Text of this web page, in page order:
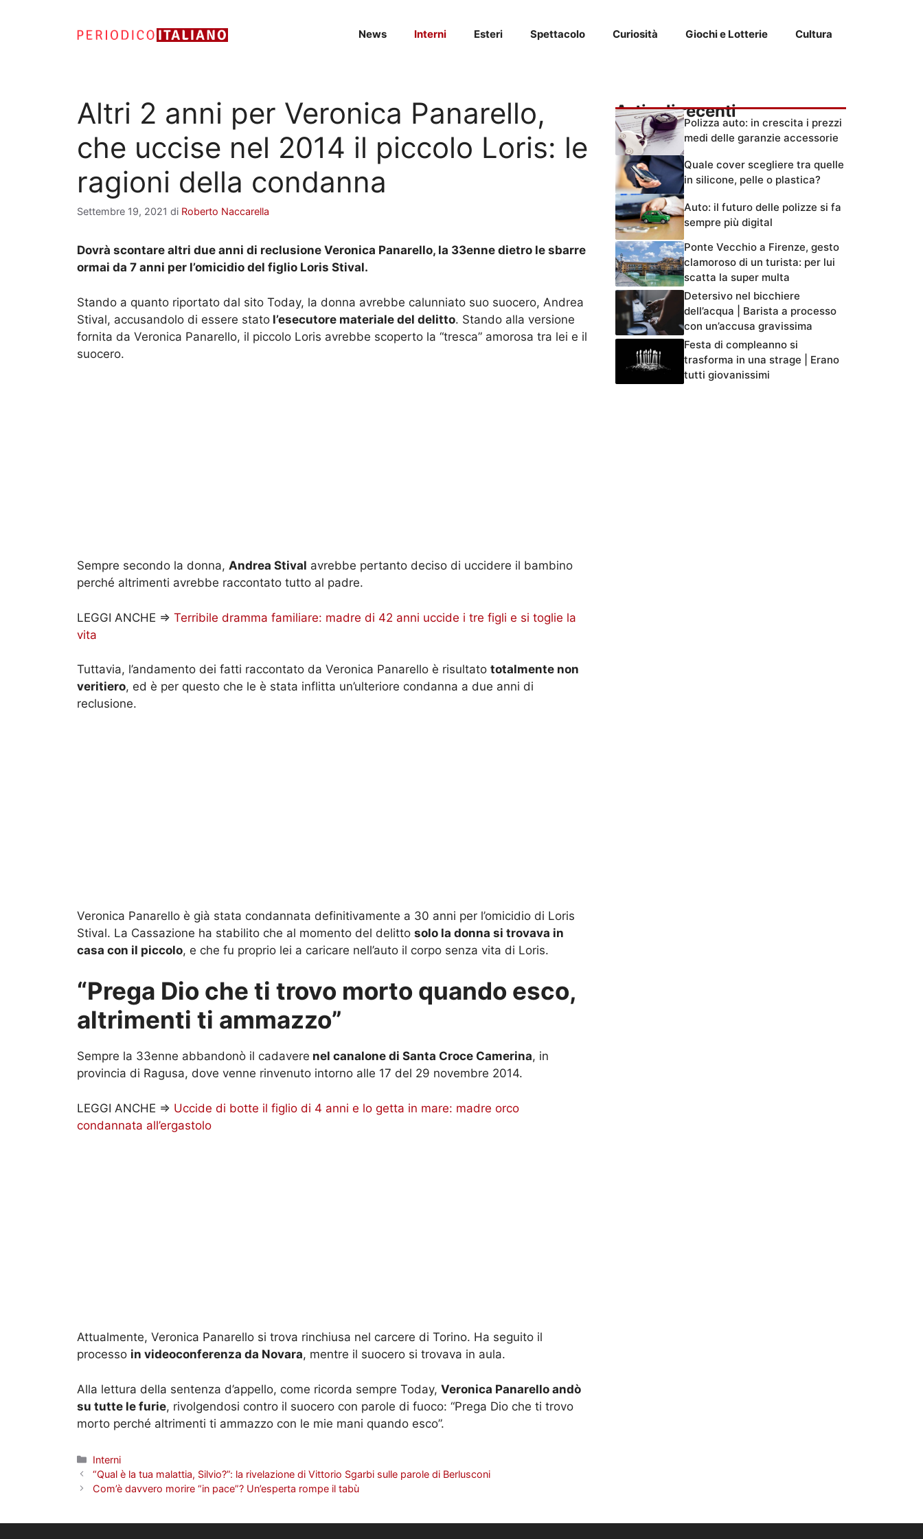
News Interni Esteri Spettacolo Curiosità Giochi e Lotterie Cultura
Altri 2 anni per Veronica Panarello,
che uccise nel 2014 il piccolo Loris: le
ragioni della condanna
Settembre 19, 2021 di Roberto Naccarella
Dovrà scontare altri due anni di reclusione Veronica Panarello, la 33enne dietro le sbarre
ormai da 7 anni per l’omicidio del figlio Loris Stival.
Stando a quanto riportato dal sito Today, la donna avrebbe calunniato suo suocero, Andrea
Stival, accusandolo di essere stato l’esecutore materiale del delitto. Stando alla versione
fornita da Veronica Panarello, il piccolo Loris avrebbe scoperto la “tresca” amorosa tra lei e il
suocero.
Sempre secondo la donna, Andrea Stival avrebbe pertanto deciso di uccidere il bambino
perché altrimenti avrebbe raccontato tutto al padre.
LEGGI ANCHE => Terribile dramma familiare: madre di 42 anni uccide i tre figli e si toglie la
vita
Tuttavia, l’andamento dei fatti raccontato da Veronica Panarello è risultato totalmente non
veritiero, ed è per questo che le è stata inflitta un’ulteriore condanna a due anni di
reclusione.
Veronica Panarello è già stata condannata definitivamente a 30 anni per l’omicidio di Loris
Stival. La Cassazione ha stabilito che al momento del delitto solo la donna si trovava in
casa con il piccolo, e che fu proprio lei a caricare nell’auto il corpo senza vita di Loris.
“Prega Dio che ti trovo morto quando esco,
altrimenti ti ammazzo”
Sempre la 33enne abbandonò il cadavere nel canalone di Santa Croce Camerina, in
provincia di Ragusa, dove venne rinvenuto intorno alle 17 del 29 novembre 2014.
LEGGI ANCHE => Uccide di botte il figlio di 4 anni e lo getta in mare: madre orco
condannata all’ergastolo
Attualmente, Veronica Panarello si trova rinchiusa nel carcere di Torino. Ha seguito il
processo in videoconferenza da Novara, mentre il suocero si trovava in aula.
Alla lettura della sentenza d’appello, come ricorda sempre Today, Veronica Panarello andò
su tutte le furie, rivolgendosi contro il suocero con parole di fuoco: “Prega Dio che ti trovo
morto perché altrimenti ti ammazzo con le mie mani quando esco”.
Categorie
Interni
“Qual è la tua malattia, Silvio?”: la rivelazione di Vittorio Sgarbi sulle parole di Berlusconi
Com’è davvero morire “in pace”? Un’esperta rompe il tabù
Articoli recenti
Polizza auto: in crescita i prezzi
medi delle garanzie accessorie
Quale cover scegliere tra quelle
in silicone, pelle o plastica?
Auto: il futuro delle polizze si fa
sempre più digital
Ponte Vecchio a Firenze, gesto
clamoroso di un turista: per lui
scatta la super multa
Detersivo nel bicchiere
dell’acqua | Barista a processo
con un’accusa gravissima
Festa di compleanno si
trasforma in una strage | Erano
tutti giovanissimi